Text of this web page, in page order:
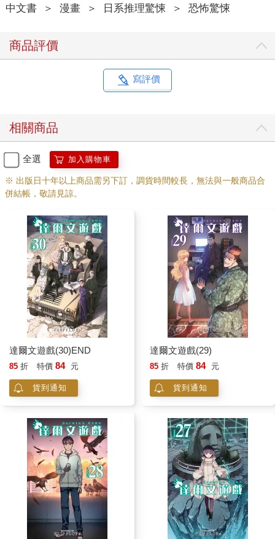
中文書 ＞ 漫畫 ＞ 日系推理驚悚 ＞ 恐怖驚悚
商品評價
寫評價
相關商品
全選 加入購物車
※ 出版日十年以上商品需另下訂，調貨時間較長，無法與一般商品合
併結帳，敬請見諒。
達爾文遊戲(30)END
85 折 特價 84 元
貨到通知
達爾文遊戲(29)
85 折 特價 84 元
貨到通知